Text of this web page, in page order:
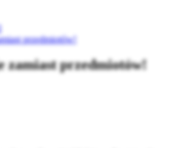
przedmiotów!
zamiast przedmiotów!